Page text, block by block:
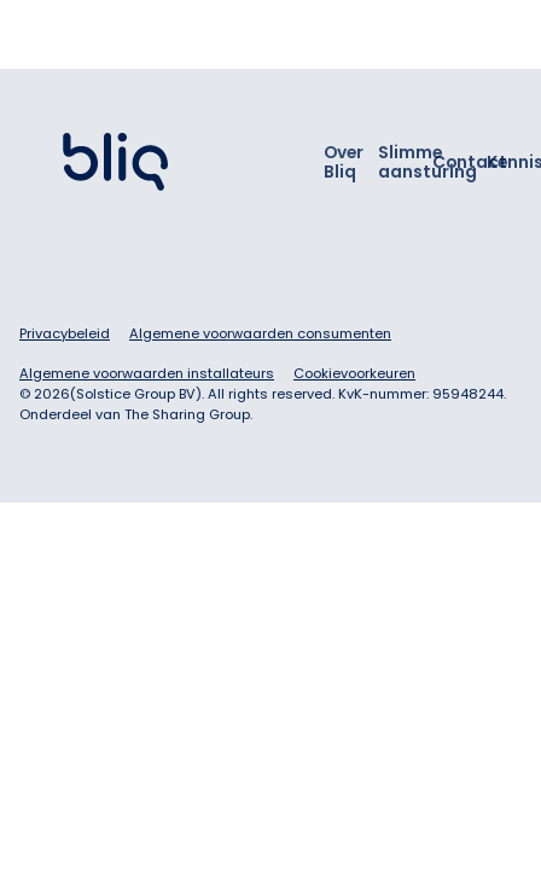
Over
Bliq
Slimme
aansturing
Contact
Privacybeleid Algemene voorwaarden consumenten
Algemene voorwaarden installateurs
Cookievoorkeuren
© 2026(Solstice Group BV). All rights reserved. KvK-nummer: 95948244.
Onderdeel van The Sharing Group.